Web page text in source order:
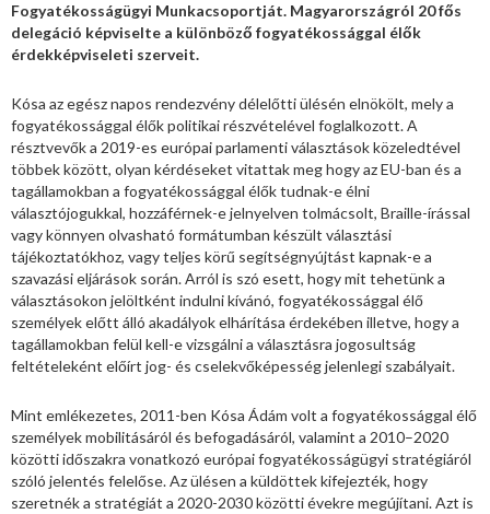
Fogyatékosságügyi Munkacsoportját. Magyarországról 20 fős
delegáció képviselte a különböző fogyatékossággal élők
érdekképviseleti szerveit.
Kósa az egész napos rendezvény délelőtti ülésén elnökölt, mely a
fogyatékossággal élők politikai részvételével foglalkozott. A
résztvevők a 2019-es európai parlamenti választások közeledtével
többek között, olyan kérdéseket vitattak meg hogy az EU-ban és a
tagállamokban a fogyatékossággal élők tudnak-e élni
választójogukkal, hozzáférnek-e jelnyelven tolmácsolt, Braille-írással
vagy könnyen olvasható formátumban készült választási
tájékoztatókhoz, vagy teljes körű segítségnyújtást kapnak-e a
szavazási eljárások során. Arról is szó esett, hogy mit tehetünk a
választásokon jelöltként indulni kívánó, fogyatékossággal élő
személyek előtt álló akadályok elhárítása érdekében illetve, hogy a
tagállamokban felül kell-e vizsgálni a választásra jogosultság
feltételeként előírt jog- és cselekvőképesség jelenlegi szabályait.
Mint emlékezetes, 2011-ben Kósa Ádám volt a fogyatékossággal élő
személyek mobilitásáról és befogadásáról, valamint a 2010–2020
közötti időszakra vonatkozó európai fogyatékosságügyi stratégiáról
szóló jelentés felelőse. Az ülésen a küldöttek kifejezték, hogy
szeretnék a stratégiát a 2020-2030 közötti évekre megújítani. Azt is